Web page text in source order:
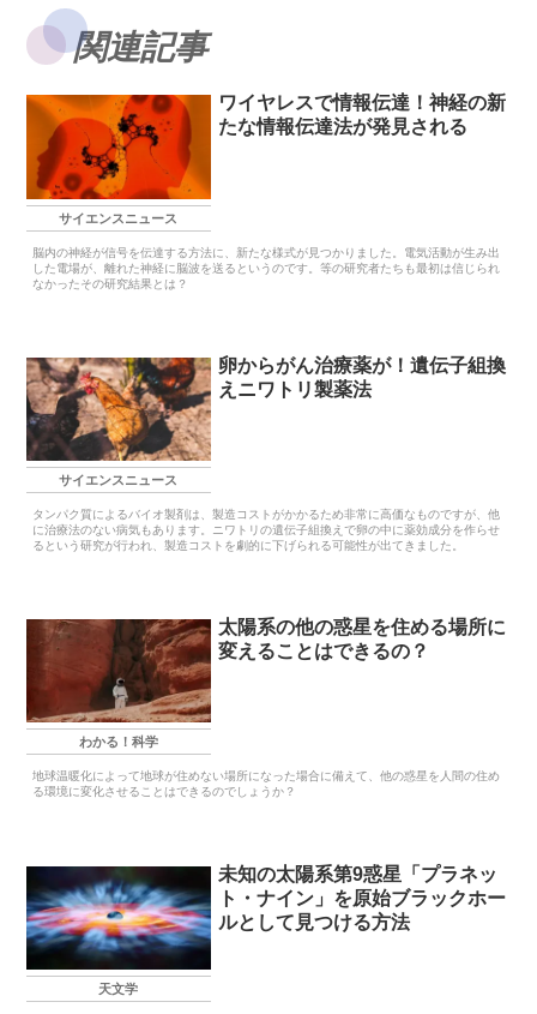
関連記事
サイエンスニュース
ワイヤレスで情報伝達！神経の新
たな情報伝達法が発見される
脳内の神経が信号を伝達する方法に、新たな様式が見つかりました。電気活動が生み出
した電場が、離れた神経に脳波を送るというのです。等の研究者たちも最初は信じられ
なかったその研究結果とは？
サイエンスニュース
卵からがん治療薬が！遺伝子組換
えニワトリ製薬法
タンパク質によるバイオ製剤は、製造コストがかかるため非常に高価なものですが、他
に治療法のない病気もあります。ニワトリの遺伝子組換えで卵の中に薬効成分を作らせ
るという研究が行われ、製造コストを劇的に下げられる可能性が出てきました。
わかる！科学
太陽系の他の惑星を住める場所に
変えることはできるの？
地球温暖化によって地球が住めない場所になった場合に備えて、他の惑星を人間の住め
る環境に変化させることはできるのでしょうか？
天文学
未知の太陽系第9惑星「プラネッ
ト・ナイン」を原始ブラックホー
ルとして見つける方法